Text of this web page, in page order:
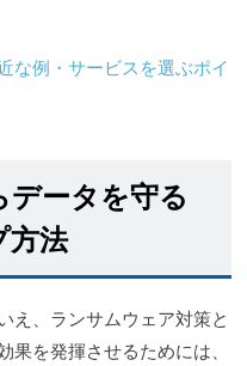
な例・サービスを選ぶポイ
ータを守る
方法
え、ランサムウェア対策と
果を発揮させるためには、